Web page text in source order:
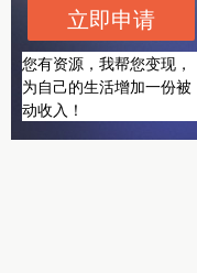
立即申请
您有资源，我帮您变现，
为自己的生活增加一份被
动收入！